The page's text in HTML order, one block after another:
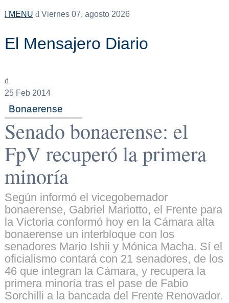
MENU Viernes 07, agosto 2026
El Mensajero Diario
25Feb 2014
Bonaerense
Senado bonaerense: el
FpV recuperó la primera
minoría
Según informó el vicegobernador
bonaerense, Gabriel Mariotto, el Frente para
la Victoria conformó hoy en la Cámara alta
bonaerense un interbloque con los
senadores Mario Ishii y Mónica Macha. Sí el
oficialismo contará con 21 senadores, de los
46 que integran la Cámara, y recupera la
primera minoría tras el pase de Fabio
Sorchilli a la bancada del Frente Renovador.